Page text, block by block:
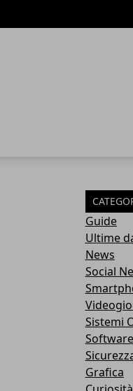
Guide
Ultime
News
Social
Sistemi
Software
Grafica